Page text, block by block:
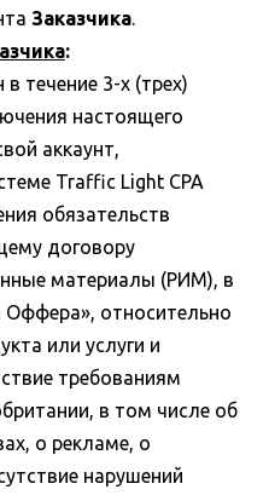
Заказчика.
:
в течение 3-х (трех)
настоящего
аккаунт,
Traffic Light CPA
обязательств
договору
материалы (РИМ), в
относительно
или услуги и
требованиям
в том числе об
о рекламе, о
нарушений